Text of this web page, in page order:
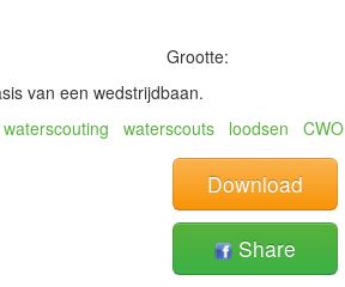
Grootte:
van een wedstrijdbaan.
waterscouting waterscouts loodsen CWO
Download
Share